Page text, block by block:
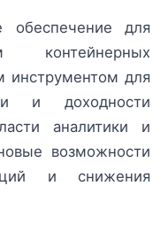
обеспечение для
контейнерных
инструментом для
и доходности
аналитики и
возможности
и снижения